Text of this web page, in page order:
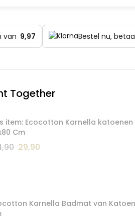
van 9,97 Bestel nu,
Together
item: Ecocotton Karnella
Cm
Oorspronkelijke
29,90
Karnella Badmat van Katoen